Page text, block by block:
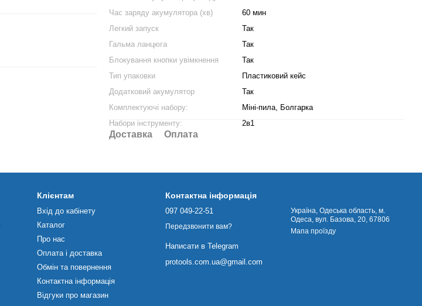
Час заряду акумулятора (хв)
60 мин
Легкий запуск
Так
Гальма ланцюга
Так
Блокування кнопки увімкнення
Так
Тип упаковки
Пластиковий кейс
Додатковий акумулятор
Так
Комплектуючі набору:
Міні-пила, Болгарка
Набори інструменту:
2в1
Доставка Оплата
Клієнтам
Вхід до кабінету
Каталог
Про нас
Оплата і доставка
Обмін та повернення
Контактна інформація
Відгуки про магазин
Контактна інформація
097 049-22-51
Передзвонити вам?
Написати в Telegram
protools.com.ua@gmail.com
Українa, Одеська область, м.
Одеса, вул. Базова, 20, 67806
Мапа проїзду